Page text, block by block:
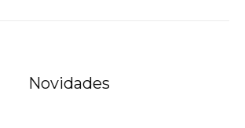
Novidades